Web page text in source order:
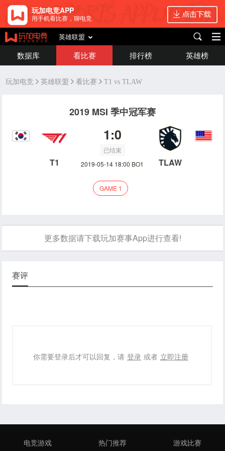
玩加电竞APP
用手机看比赛，聊电竞
英雄联盟
数据库 看比赛 排行榜 英雄榜
玩加电竞 英雄联盟 看比赛 T1 vs TLAW
2019 MSI 季中冠军赛
T1
1:0
已结束
2019-05-14 18:00 BO1
TLAW
GAME 1
更多数据请下载玩加赛事App进行查看!
赛评
你需要登录后才可以回复，请 登录 或者 立即注册
电竞游戏 热门推荐 游戏比赛